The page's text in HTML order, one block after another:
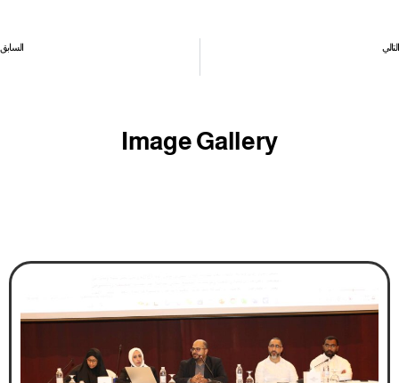
السابق التالي
Image Gallery